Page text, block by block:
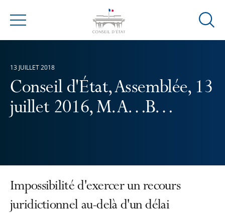
Menu
Ouvrir
Conseil d'État, Assemblée, 13
juillet 2016, M. A…B…
13 JUILLET 2018
Impossibilité d'exercer un recours
juridictionnel au-delà d'un délai